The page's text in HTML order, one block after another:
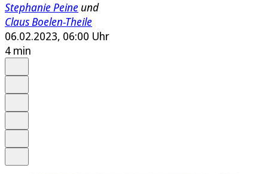
Stephanie Peine und
Claus Boelen-Theile
06.02.2023, 06:00 Uhr
4 min